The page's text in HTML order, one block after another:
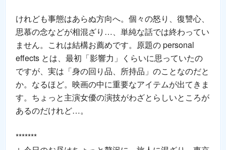
けれども事態はあらぬ方向へ。個々の怒り、復讐心、
思慕の念などが相混ざり…、単純な話では終わってい
ません。これは結構お薦めです。原題の personal
effects とは、最初「影響力」くらいに思っていたの
ですが、実は「身の回り品、所持品」のことなのだと
か。なるほど。映画の中に重要なアイテムが出てきま
す。ちょっと主演女優の演技がわざとらしいところが
あるのだけれど…。
*******